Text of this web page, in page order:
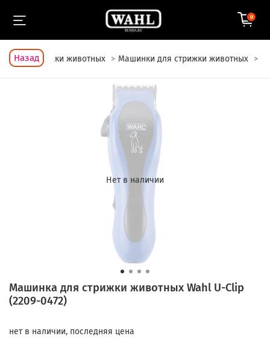
0
Назад
Для стрижки животных Машинки для стрижки животных
Нет в наличии
Машинка для стрижки животных Wahl U-Clip
(2209-0472)
нет в наличии, последняя цена